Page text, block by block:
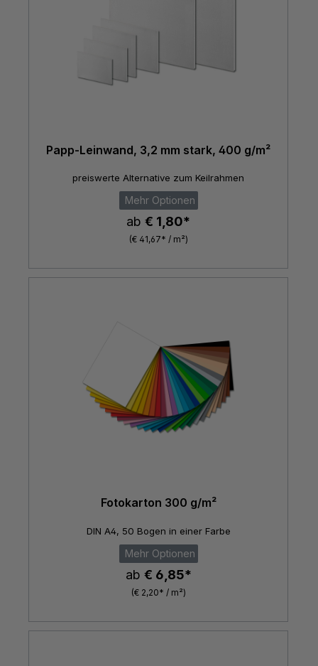
Papp-Leinwand, 3,2 mm stark, 400 g/m²
preiswerte Alternative zum Keilrahmen
Mehr Optionen
ab € 1,80*
(€ 41,67* / m²)
Fotokarton 300 g/m²
DIN A4, 50 Bogen in einer Farbe
Mehr Optionen
ab € 6,85*
(€ 2,20* / m²)